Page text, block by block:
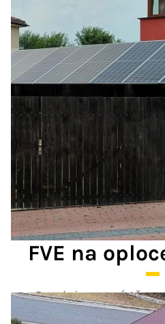
FVE na
Panely jsou umístěny